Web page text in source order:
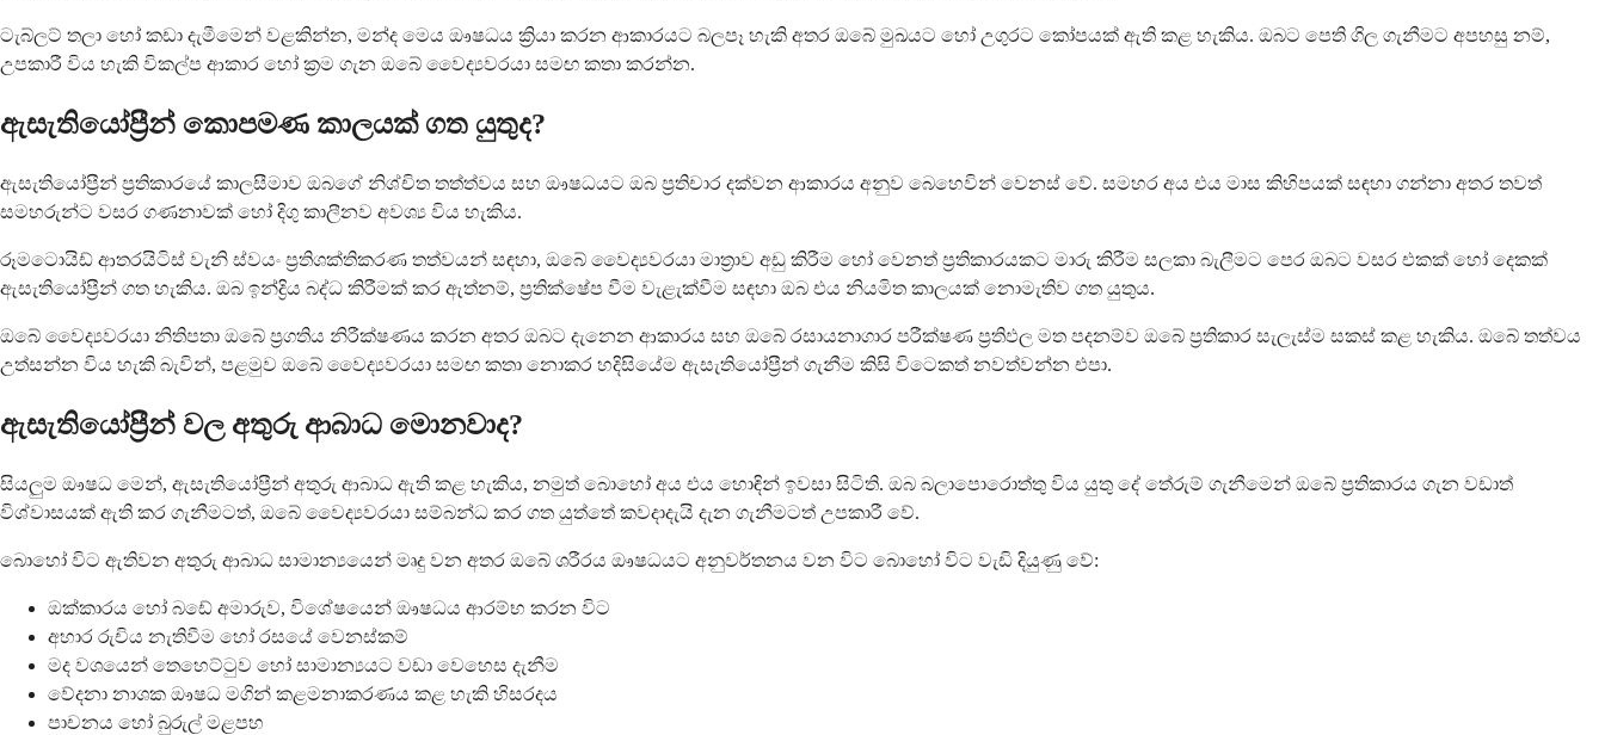
ටැබ්ලට් තලා හෝ කඩා දැමීමෙන් වළකින්න, මන්ද මෙය ඖෂධය ක්‍රියා කරන ආකාරයට බලපෑ හැකි අතර ඔබේ මුඛයට හෝ උගුරට කෝපයක් ඇති කළ හැකිය. ඔබට පෙති ගිල ගැනීමට අපහසු නම්,
උපකාරී විය හැකි විකල්ප ආකාර හෝ ක්‍රම ගැන ඔබේ වෛද්‍යවරයා සමඟ කතා කරන්න.
ඇසැතියෝප්‍රීන් කොපමණ කාලයක් ගත යුතුද?
ඇසැතියෝප්‍රීන් ප්‍රතිකාරයේ කාලසීමාව ඔබගේ නිශ්චිත තත්ත්වය සහ ඖෂධයට ඔබ ප්‍රතිචාර දක්වන ආකාරය අනුව බෙහෙවින් වෙනස් වේ. සමහර අය එය මාස කිහිපයක් සඳහා ගන්නා අතර තවත්
සමහරුන්ට වසර ගණනාවක් හෝ දිගු කාලීනව අවශ්‍ය විය හැකිය.
රූමටොයිඩ් ආතරයිටිස් වැනි ස්වයං ප්‍රතිශක්තිකරණ තත්වයන් සඳහා, ඔබේ වෛද්‍යවරයා මාත්‍රාව අඩු කිරීම හෝ වෙනත් ප්‍රතිකාරයකට මාරු කිරීම සලකා බැලීමට පෙර ඔබට වසර එකක් හෝ දෙකක්
ඇසැතියෝප්‍රීන් ගත හැකිය. ඔබ ඉන්ද්‍රිය බද්ධ කිරීමක් කර ඇත්නම්, ප්‍රතික්ෂේප වීම වැළැක්වීම සඳහා ඔබ එය නියමිත කාලයක් නොමැතිව ගත යුතුය.
ඔබේ වෛද්‍යවරයා නිතිපතා ඔබේ ප්‍රගතිය නිරීක්ෂණය කරන අතර ඔබට දැනෙන ආකාරය සහ ඔබේ රසායනාගාර පරීක්ෂණ ප්‍රතිඵල මත පදනම්ව ඔබේ ප්‍රතිකාර සැලැස්ම සකස් කළ හැකිය. ඔබේ තත්වය
උත්සන්න විය හැකි බැවින්, පළමුව ඔබේ වෛද්‍යවරයා සමඟ කතා නොකර හදිසියේම ඇසැතියෝප්‍රීන් ගැනීම කිසි විටෙකත් නවත්වන්න එපා.
ඇසැතියෝප්‍රීන් වල අතුරු ආබාධ මොනවාද?
සියලුම ඖෂධ මෙන්, ඇසැතියෝප්‍රීන් අතුරු ආබාධ ඇති කළ හැකිය, නමුත් බොහෝ අය එය හොඳින් ඉවසා සිටිති. ඔබ බලාපොරොත්තු විය යුතු දේ තේරුම් ගැනීමෙන් ඔබේ ප්‍රතිකාරය ගැන වඩාත්
විශ්වාසයක් ඇති කර ගැනීමටත්, ඔබේ වෛද්‍යවරයා සම්බන්ධ කර ගත යුත්තේ කවදාදැයි දැන ගැනීමටත් උපකාරී වේ.
බොහෝ විට ඇතිවන අතුරු ආබාධ සාමාන්‍යයෙන් මෘදු වන අතර ඔබේ ශරීරය ඖෂධයට අනුවර්තනය වන විට බොහෝ විට වැඩි දියුණු වේ:
ඔක්කාරය හෝ බඩේ අමාරුව, විශේෂයෙන් ඖෂධය ආරම්භ කරන විට
අහාර රුචිය නැතිවීම හෝ රසයේ වෙනස්කම්
මද වශයෙන් තෙහෙට්ටුව හෝ සාමාන්‍යයට වඩා වෙහෙස දැනීම
වේදනා නාශක ඖෂධ මගින් කළමනාකරණය කළ හැකි හිසරදය
පාචනය හෝ බුරුල් මළපහ